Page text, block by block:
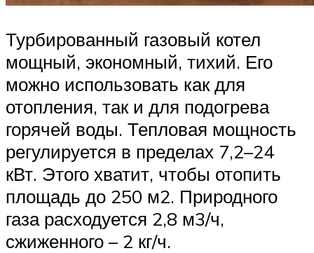
Турбированный газовый котел
мощный, экономный, тихий. Его
можно использовать как для
отопления, так и для подогрева
горячей воды. Тепловая мощность
регулируется в пределах 7,2–24
кВт. Этого хватит, чтобы отопить
площадь до 250 м2. Природного
газа расходуется 2,8 м3/ч,
сжиженного – 2 кг/ч.